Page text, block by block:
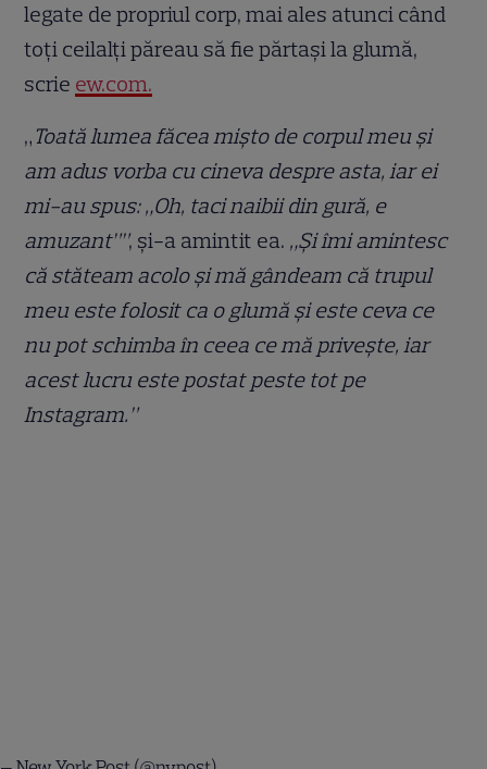
legate de propriul corp, mai ales atunci când
toți ceilalți păreau să fie părtași la glumă,
scrie ew.com.
„ Toată lumea făcea mișto de corpul meu și
am adus vorba cu cineva despre asta, iar ei
mi-au spus: „Oh, taci naibii din gură, e
amuzant””, și-a amintit ea. „Și îmi amintesc
că stăteam acolo și mă gândeam că trupul
meu este folosit ca o glumă și este ceva ce
nu pot schimba în ceea ce mă privește, iar
acest lucru este postat peste tot pe
Instagram.”